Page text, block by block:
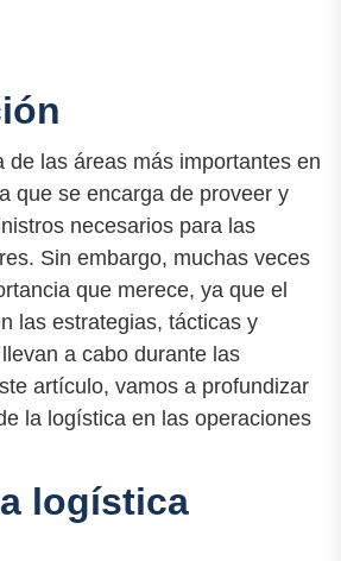
de las áreas más importantes en
que se encarga de proveer y
necesarios para las
Sin embargo, muchas veces
que merece, ya que el
las estrategias, tácticas y
a cabo durante las
artículo, vamos a profundizar
la logística en las operaciones
logística